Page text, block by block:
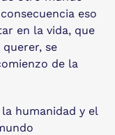
eso
en la vida, que
se
de la
humanidad y el